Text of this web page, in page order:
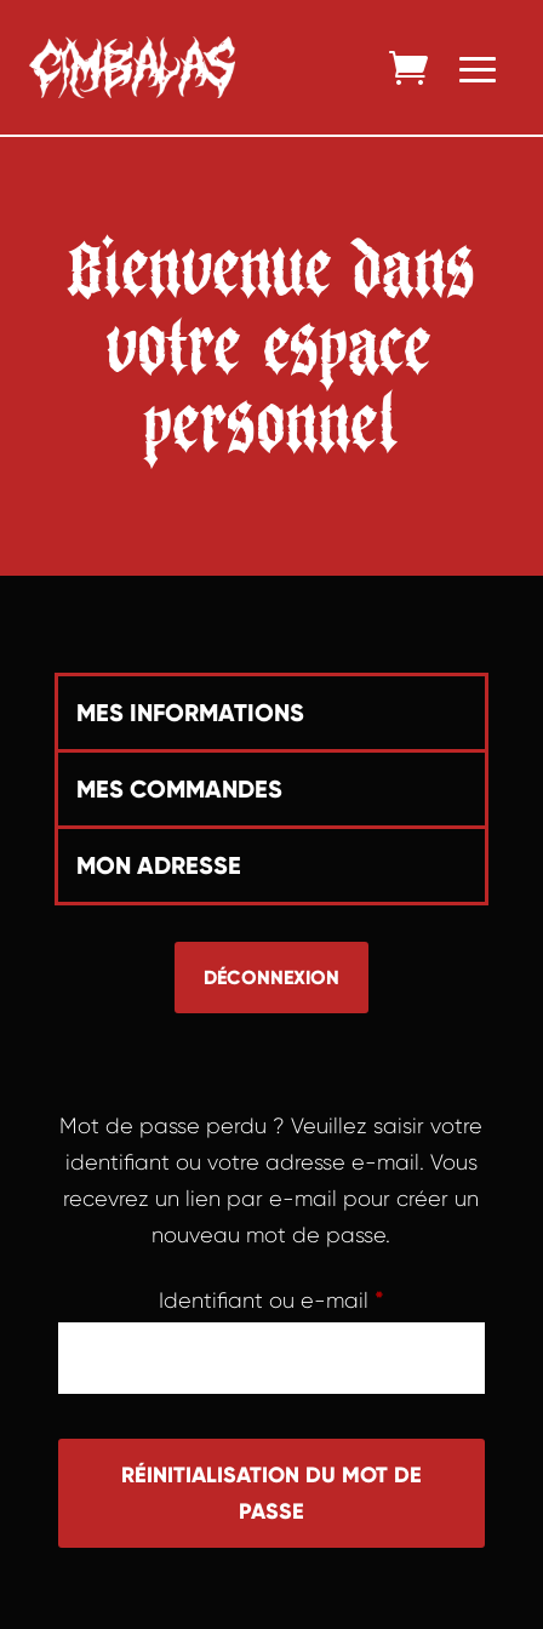
Bienvenue dans
votre espace
personnel
MES INFORMATIONS
MES COMMANDES
MON ADRESSE
DÉCONNEXION
Mot de passe perdu ? Veuillez saisir votre
identifiant ou votre adresse e-mail. Vous
recevrez un lien par e-mail pour créer un
nouveau mot de passe.
Identifiant ou e-mail *Obligatoire
RÉINITIALISATION DU MOT DE
PASSE